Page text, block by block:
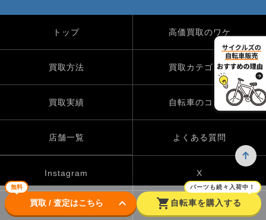
無料
買取 / 査定はこちら keyboard_arrow_down shopping_cart
パーツも続々入荷中！
自転車を購入する
トップ 高価買取のワケ
買取方法 買取カテゴリー
買取実績 自転車のコラム
店舗一覧 よくある質問
Instagram X
TikTok